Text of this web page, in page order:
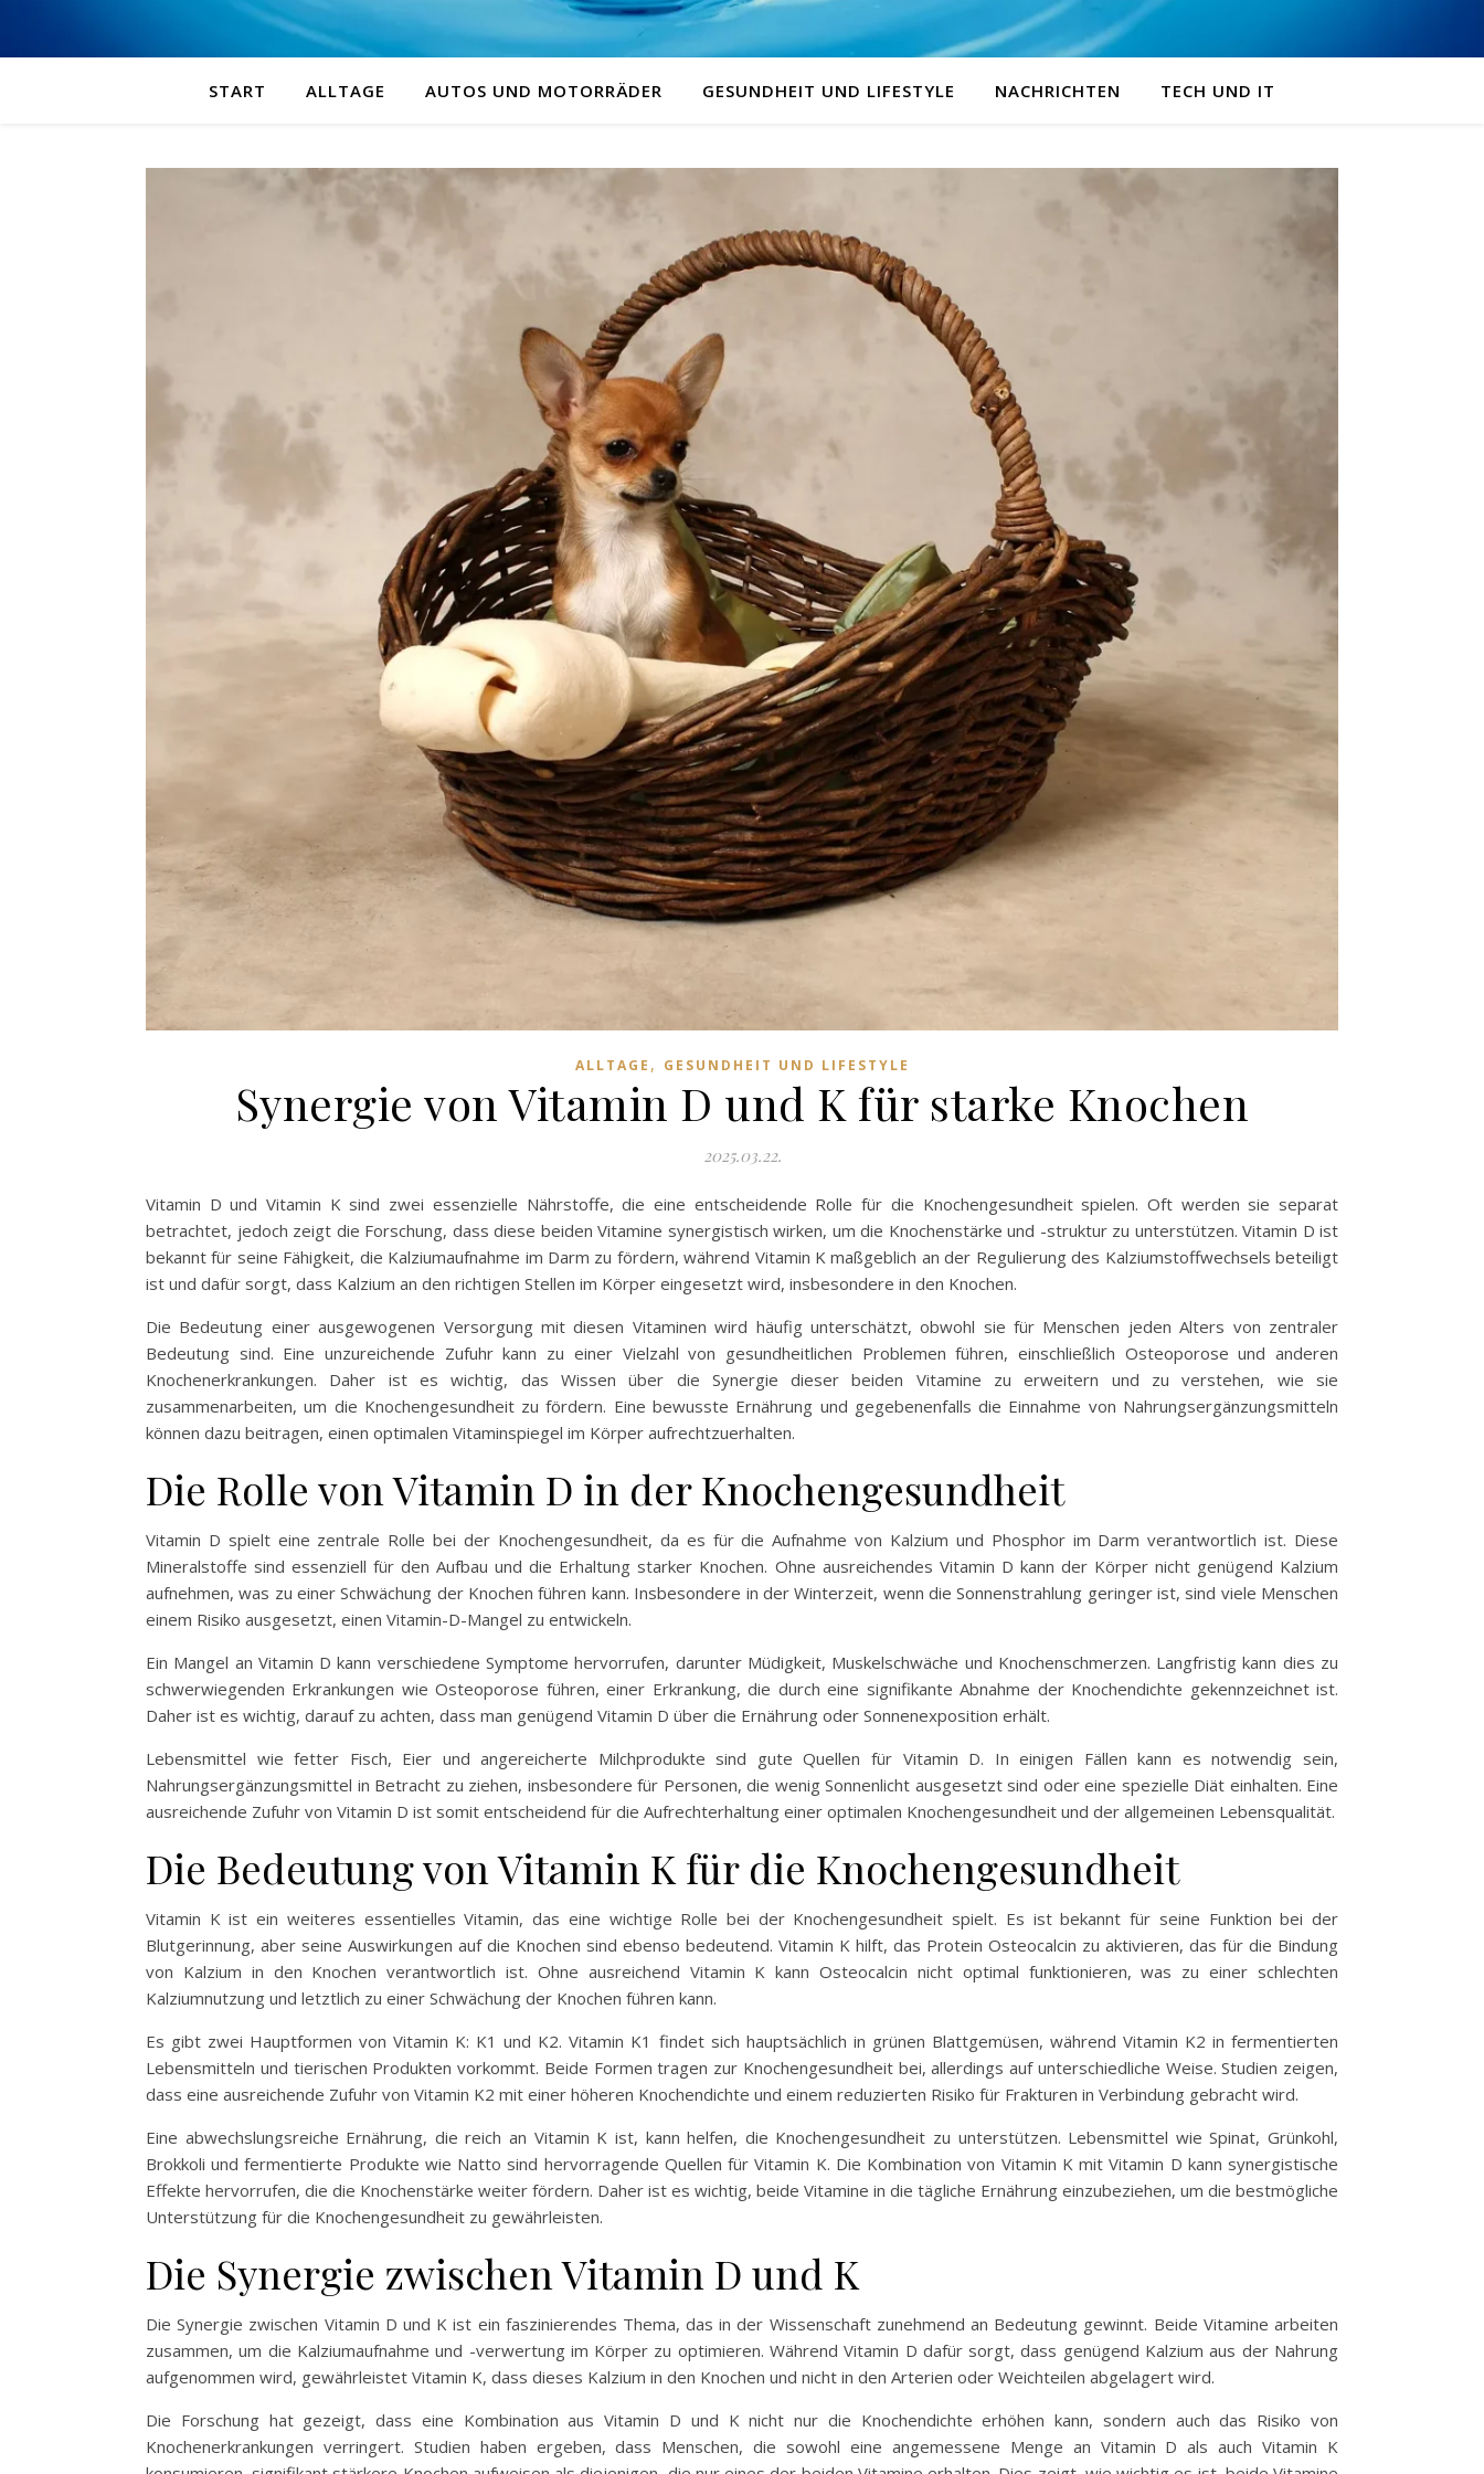
START ALLTAGE AUTOS UND MOTORRÄDER GESUNDHEIT UND LIFESTYLE NACHRICHTEN TECH UND IT
ALLTAGE , GESUNDHEIT UND LIFESTYLE
Synergie von Vitamin D und K für starke Knochen
2025.03.22.
Vitamin D und Vitamin K sind zwei essenzielle Nährstoffe, die eine entscheidende Rolle für die Knochengesundheit spielen. Oft werden sie separat
betrachtet, jedoch zeigt die Forschung, dass diese beiden Vitamine synergistisch wirken, um die Knochenstärke und -struktur zu unterstützen. Vitamin D ist
bekannt für seine Fähigkeit, die Kalziumaufnahme im Darm zu fördern, während Vitamin K maßgeblich an der Regulierung des Kalziumstoffwechsels beteiligt
ist und dafür sorgt, dass Kalzium an den richtigen Stellen im Körper eingesetzt wird, insbesondere in den Knochen.
Die Bedeutung einer ausgewogenen Versorgung mit diesen Vitaminen wird häufig unterschätzt, obwohl sie für Menschen jeden Alters von zentraler
Bedeutung sind. Eine unzureichende Zufuhr kann zu einer Vielzahl von gesundheitlichen Problemen führen, einschließlich Osteoporose und anderen
Knochenerkrankungen. Daher ist es wichtig, das Wissen über die Synergie dieser beiden Vitamine zu erweitern und zu verstehen, wie sie
zusammenarbeiten, um die Knochengesundheit zu fördern. Eine bewusste Ernährung und gegebenenfalls die Einnahme von Nahrungsergänzungsmitteln
können dazu beitragen, einen optimalen Vitaminspiegel im Körper aufrechtzuerhalten.
Die Rolle von Vitamin D in der Knochengesundheit
Vitamin D spielt eine zentrale Rolle bei der Knochengesundheit, da es für die Aufnahme von Kalzium und Phosphor im Darm verantwortlich ist. Diese
Mineralstoffe sind essenziell für den Aufbau und die Erhaltung starker Knochen. Ohne ausreichendes Vitamin D kann der Körper nicht genügend Kalzium
aufnehmen, was zu einer Schwächung der Knochen führen kann. Insbesondere in der Winterzeit, wenn die Sonnenstrahlung geringer ist, sind viele Menschen
einem Risiko ausgesetzt, einen Vitamin-D-Mangel zu entwickeln.
Ein Mangel an Vitamin D kann verschiedene Symptome hervorrufen, darunter Müdigkeit, Muskelschwäche und Knochenschmerzen. Langfristig kann dies zu
schwerwiegenden Erkrankungen wie Osteoporose führen, einer Erkrankung, die durch eine signifikante Abnahme der Knochendichte gekennzeichnet ist.
Daher ist es wichtig, darauf zu achten, dass man genügend Vitamin D über die Ernährung oder Sonnenexposition erhält.
Lebensmittel wie fetter Fisch, Eier und angereicherte Milchprodukte sind gute Quellen für Vitamin D. In einigen Fällen kann es notwendig sein,
Nahrungsergänzungsmittel in Betracht zu ziehen, insbesondere für Personen, die wenig Sonnenlicht ausgesetzt sind oder eine spezielle Diät einhalten. Eine
ausreichende Zufuhr von Vitamin D ist somit entscheidend für die Aufrechterhaltung einer optimalen Knochengesundheit und der allgemeinen Lebensqualität.
Die Bedeutung von Vitamin K für die Knochengesundheit
Vitamin K ist ein weiteres essentielles Vitamin, das eine wichtige Rolle bei der Knochengesundheit spielt. Es ist bekannt für seine Funktion bei der
Blutgerinnung, aber seine Auswirkungen auf die Knochen sind ebenso bedeutend. Vitamin K hilft, das Protein Osteocalcin zu aktivieren, das für die Bindung
von Kalzium in den Knochen verantwortlich ist. Ohne ausreichend Vitamin K kann Osteocalcin nicht optimal funktionieren, was zu einer schlechten
Kalziumnutzung und letztlich zu einer Schwächung der Knochen führen kann.
Es gibt zwei Hauptformen von Vitamin K: K1 und K2. Vitamin K1 findet sich hauptsächlich in grünen Blattgemüsen, während Vitamin K2 in fermentierten
Lebensmitteln und tierischen Produkten vorkommt. Beide Formen tragen zur Knochengesundheit bei, allerdings auf unterschiedliche Weise. Studien zeigen,
dass eine ausreichende Zufuhr von Vitamin K2 mit einer höheren Knochendichte und einem reduzierten Risiko für Frakturen in Verbindung gebracht wird.
Eine abwechslungsreiche Ernährung, die reich an Vitamin K ist, kann helfen, die Knochengesundheit zu unterstützen. Lebensmittel wie Spinat, Grünkohl,
Brokkoli und fermentierte Produkte wie Natto sind hervorragende Quellen für Vitamin K. Die Kombination von Vitamin K mit Vitamin D kann synergistische
Effekte hervorrufen, die die Knochenstärke weiter fördern. Daher ist es wichtig, beide Vitamine in die tägliche Ernährung einzubeziehen, um die bestmögliche
Unterstützung für die Knochengesundheit zu gewährleisten.
Die Synergie zwischen Vitamin D und K
Die Synergie zwischen Vitamin D und K ist ein faszinierendes Thema, das in der Wissenschaft zunehmend an Bedeutung gewinnt. Beide Vitamine arbeiten
zusammen, um die Kalziumaufnahme und -verwertung im Körper zu optimieren. Während Vitamin D dafür sorgt, dass genügend Kalzium aus der Nahrung
aufgenommen wird, gewährleistet Vitamin K, dass dieses Kalzium in den Knochen und nicht in den Arterien oder Weichteilen abgelagert wird.
Die Forschung hat gezeigt, dass eine Kombination aus Vitamin D und K nicht nur die Knochendichte erhöhen kann, sondern auch das Risiko von
Knochenerkrankungen verringert. Studien haben ergeben, dass Menschen, die sowohl eine angemessene Menge an Vitamin D als auch Vitamin K